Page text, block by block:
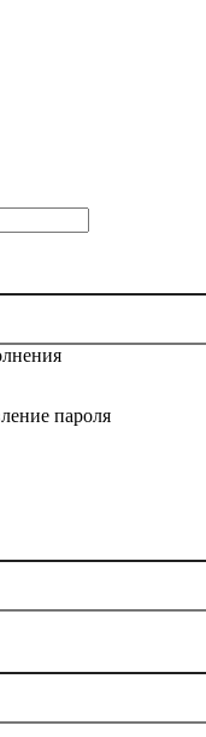
пароля